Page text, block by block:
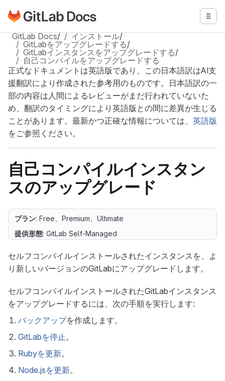
メインコンテンツにスキップ
GitLabドキュメントのホームページに移動 メニ
GitLab Docs/ インストール/
GitLabをアップグレードする/
GitLabインスタンスをアップグレードする/
自己コンパイルをアップグレードする
正式なドキュメントは英語版であり、この日本語訳はAI支
援翻訳により作成された参考用のものです。日本語訳の一
部の内容は人間によるレビューがまだ行われていないた
め、翻訳のタイミングにより英語版との間に差異が生じる
ことがあります。最新かつ正確な情報については、 英語版
をご参照ください。
自己コンパイルインスタン
スのアップグレード
プラン: Free、Premium、Ultimate
提供形態: GitLab Self-Managed
セルフコンパイルインストールされたインスタンスを、よ
り新しいバージョンのGitLabにアップグレードします。
セルフコンパイルインストールされたGitLabインスタンス
をアップグレードするには、次の手順を実行します:
バックアップを作成します。
GitLabを停止。
Rubyを更新。
Node.jsを更新。